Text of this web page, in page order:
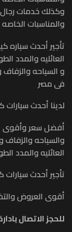
وكذلك خدمات رجال
والمناسبات الخاصه
تأجير أحدث سياره
العائليه والمدد
و السياحه
فى مصر
لدينا أحدث سيارات كيا
أفضل سعر وأقوى
والسياحه والزفاف
العائليه والمدد
تأجير أحدث
أقوى العروض
للحجز الاتصال